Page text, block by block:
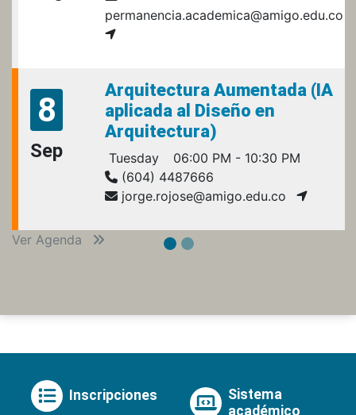
permanencia.academica@amigo.edu.co
8
Sep
Arquitectura Aumentada (IA
aplicada al Diseño en
Arquitectura)
Tuesday
06:00 PM - 10:30 PM
(604) 4487666
jorge.rojose@amigo.edu.co
Ver Agenda
Inscripciones
Sistema
académico